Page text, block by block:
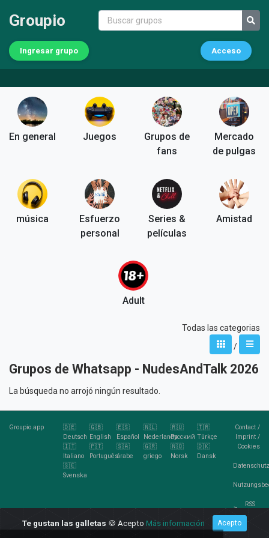
Groupio
Ingresar grupo Acceso
En general Juegos
Grupos de
fans
Mercado
de pulgas
música
Esfuerzo
personal
Series &
películas
Amistad
Adult
Todas las categorias
/
Grupos de Whatsapp - NudesAndTalk 2026
La búsqueda no arrojó ningún resultado.
Groupio.app
🇩🇪
Deutsch
🇬🇧
English
🇪🇸
Español
🇳🇱
Nederlands
🇷🇺
Pусский
🇹🇷
Türkçe
🇮🇹
Italiano
🇵🇹
Português
🇸🇦
árabe
🇬🇷
griego
🇳🇴
Norsk
🇩🇰
Dansk
🇸🇪
Svenska
Contact/
Imprint/
Cookies
RSS
Te gustan las galletas 🍪 Acepto Más información Acepto